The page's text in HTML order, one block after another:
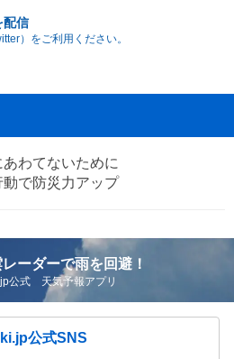
配信
）をご利用ください。
わてないために
で防災力アップ
ーダーで雨を回避！
公式 天気予報アプリ
公式SNS